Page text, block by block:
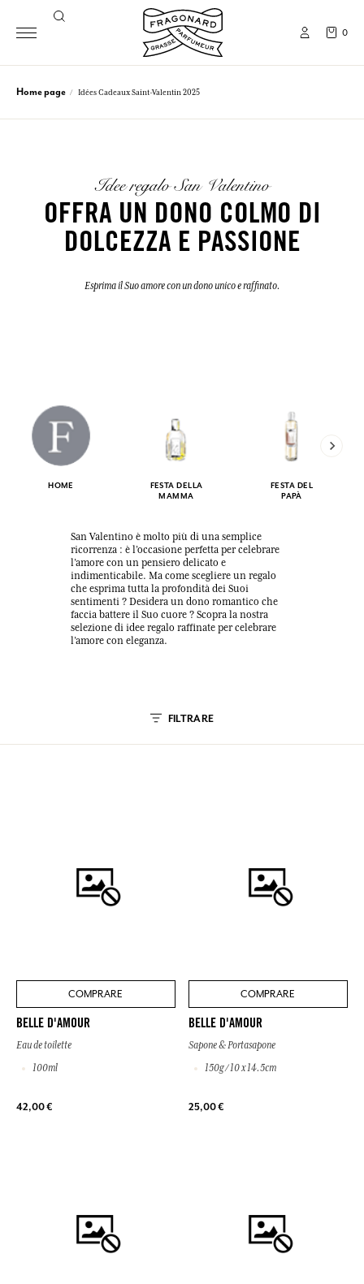
0
Home page Idées Cadeaux Saint-Valentin 2025
Idee regalo San Valentino
OFFRA UN DONO COLMO DI
DOLCEZZA E PASSIONE
Esprima il Suo amore con un dono unico e raffinato.
HOME
FESTA DELLA
MAMMA
FESTA DEL
PAPÀ
San Valentino è molto più di una semplice
ricorrenza : è l’occasione perfetta per celebrare
l’amore con un pensiero delicato e
indimenticabile. Ma come scegliere un regalo
che esprima tutta la profondità dei Suoi
sentimenti ? Desidera un dono romantico che
faccia battere il Suo cuore ? Scopra la nostra
selezione di idee regalo raffinate per celebrare
l’amore con eleganza.
FILTRARE
COMPRARE
BELLE D'AMOUR
Eau de toilette
100ml
42,00 €
COMPRARE
BELLE D'AMOUR
Sapone & Portasapone
150g / 10 x 14.5cm
25,00 €